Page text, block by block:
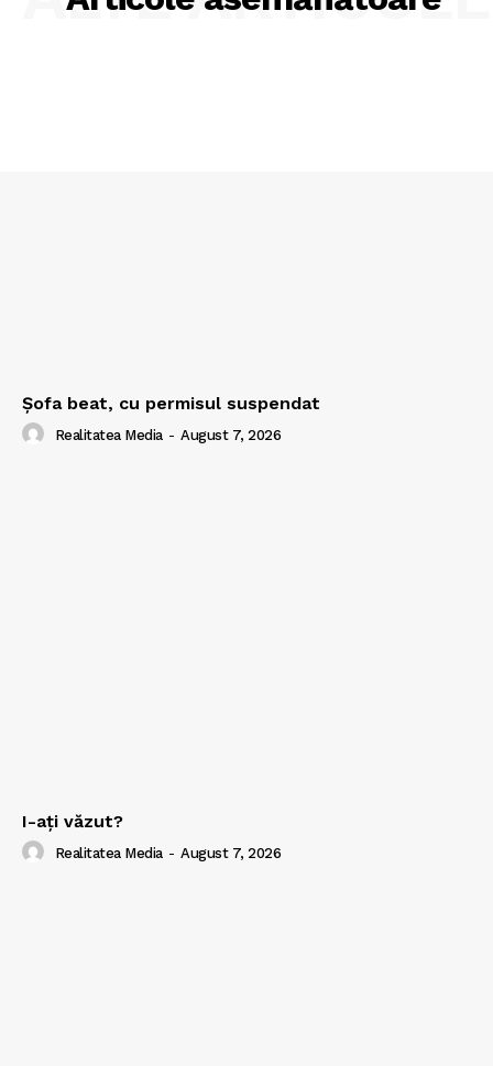
Şofa beat, cu permisul suspendat
Realitatea Media - August 7, 2026
I-aţi văzut?
Realitatea Media - August 7, 2026